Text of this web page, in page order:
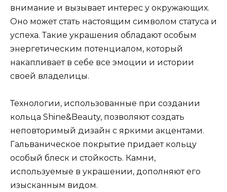
внимание и вызывает интерес у окружающих.
Оно может стать настоящим символом статуса и
успеха. Такие украшения обладают особым
энергетическим потенциалом, который
накапливает в себе все эмоции и истории
своей владелицы.
Технологии, использованные при создании
кольца Shine&Beauty, позволяют создать
неповторимый дизайн с яркими акцентами.
Гальваническое покрытие придает кольцу
особый блеск и стойкость. Камни,
используемые в украшении, дополняют его
изысканным видом.